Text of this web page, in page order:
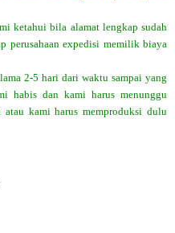
ketahui bila alamat lengkap sudah
perusahaan expedisi memilik biaya
2-5 hari dari waktu sampai yang
habis dan kami harus menunggu
kami harus memproduksi dulu